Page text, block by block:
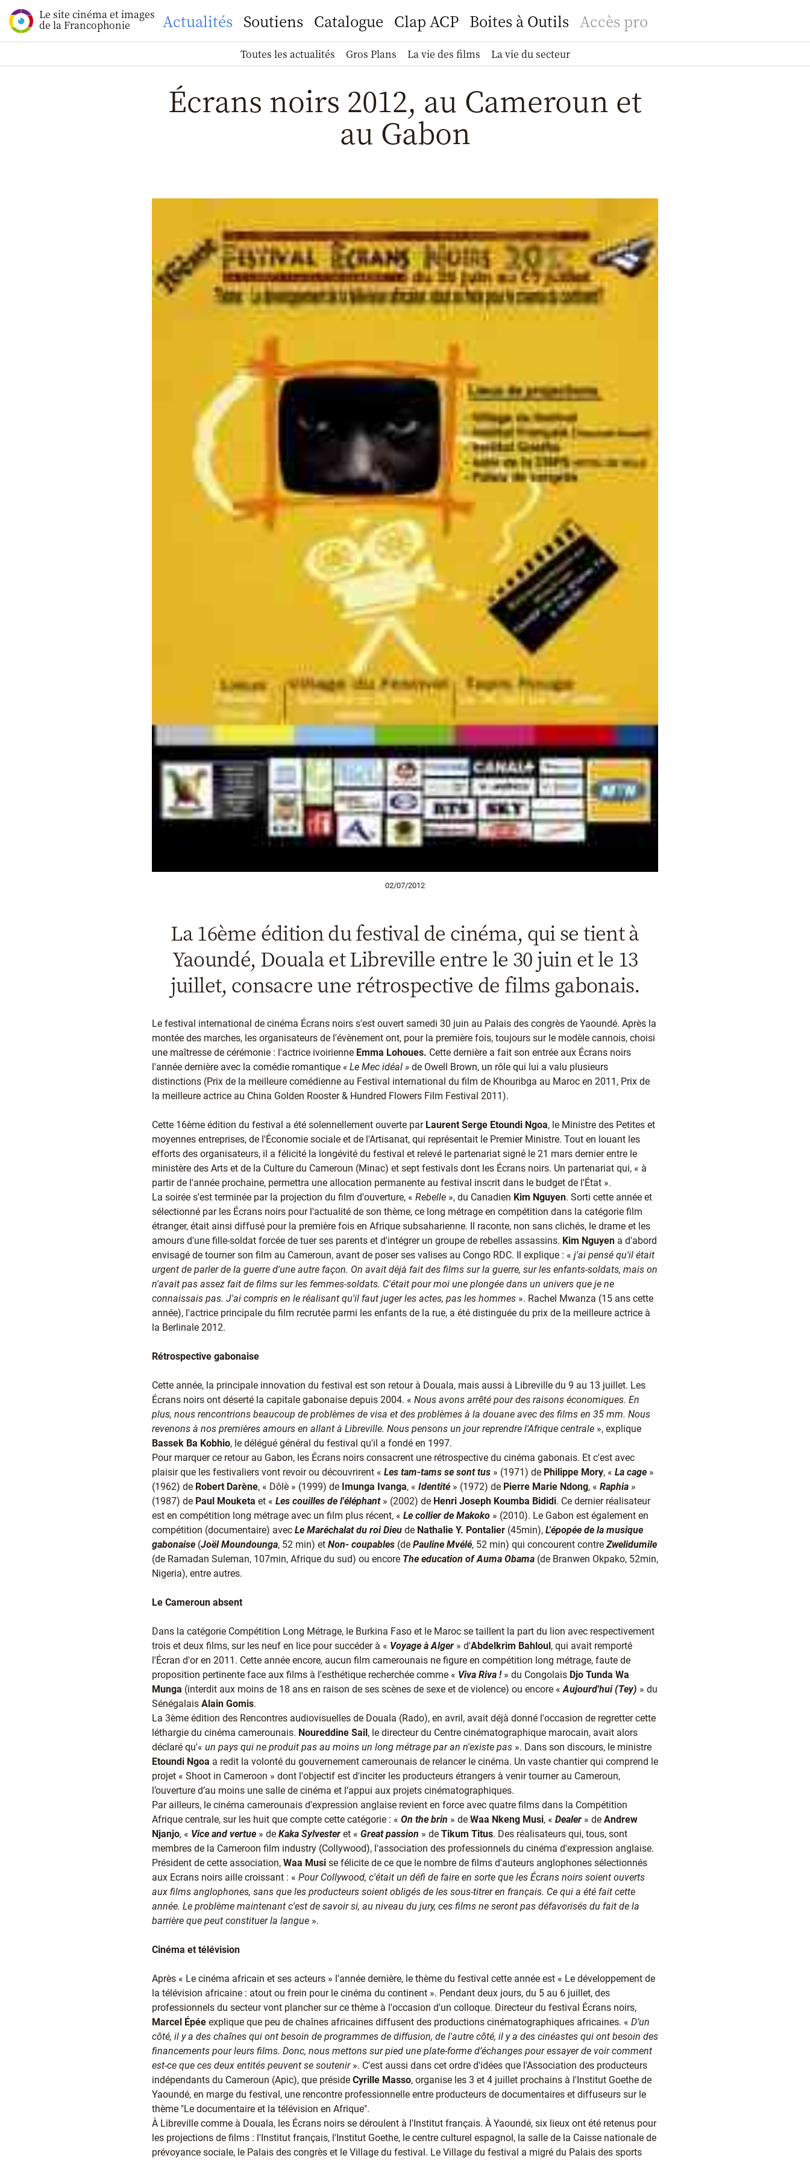
Le site cinéma et images
de la Francophonie Actualités
Toutes les actualités Gros Plans La vie des films La vie du secteur
Soutiens Catalogue Clap ACP Boites à Outils Accès pro
Écrans noirs 2012, au Cameroun et
au Gabon
02/07/2012
La 16ème édition du festival de cinéma, qui se tient à
Yaoundé, Douala et Libreville entre le 30 juin et le 13
juillet, consacre une rétrospective de films gabonais.
Le festival international de cinéma Écrans noirs s'est ouvert samedi 30 juin au Palais des congrès de Yaoundé. Après la
montée des marches, les organisateurs de l'évènement ont, pour la première fois, toujours sur le modèle cannois, choisi
une maîtresse de cérémonie : l'actrice ivoirienne Emma Lohoues. Cette dernière a fait son entrée aux Écrans noirs
l'année dernière avec la comédie romantique « Le Mec idéal » de Owell Brown, un rôle qui lui a valu plusieurs
distinctions (Prix de la meilleure comédienne au Festival international du film de Khouribga au Maroc en 2011, Prix de
la meilleure actrice au China Golden Rooster & Hundred Flowers Film Festival 2011).
Cette 16ème édition du festival a été solennellement ouverte par Laurent Serge Etoundi Ngoa, le Ministre des Petites et
moyennes entreprises, de l'Économie sociale et de l'Artisanat, qui représentait le Premier Ministre. Tout en louant les
efforts des organisateurs, il a félicité la longévité du festival et relevé le partenariat signé le 21 mars dernier entre le
ministère des Arts et de la Culture du Cameroun (Minac) et sept festivals dont les Écrans noirs. Un partenariat qui, « à
partir de l'année prochaine, permettra une allocation permanente au festival inscrit dans le budget de l'État ».
La soirée s'est terminée par la projection du film d'ouverture, « Rebelle », du Canadien Kim Nguyen. Sorti cette année et
sélectionné par les Écrans noirs pour l'actualité de son thème, ce long métrage en compétition dans la catégorie film
étranger, était ainsi diffusé pour la première fois en Afrique subsaharienne. Il raconte, non sans clichés, le drame et les
amours d'une fille-soldat forcée de tuer ses parents et d'intégrer un groupe de rebelles assassins. Kim Nguyen a d'abord
envisagé de tourner son film au Cameroun, avant de poser ses valises au Congo RDC. Il explique : « j'ai pensé qu'il était
urgent de parler de la guerre d'une autre façon. On avait déjà fait des films sur la guerre, sur les enfants-soldats, mais on
n'avait pas assez fait de films sur les femmes-soldats. C'était pour moi une plongée dans un univers que je ne
connaissais pas. J'ai compris en le réalisant qu'il faut juger les actes, pas les hommes ». Rachel Mwanza (15 ans cette
année), l'actrice principale du film recrutée parmi les enfants de la rue, a été distinguée du prix de la meilleure actrice à
la Berlinale 2012.
Rétrospective gabonaise
Cette année, la principale innovation du festival est son retour à Douala, mais aussi à Libreville du 9 au 13 juillet. Les
Écrans noirs ont déserté la capitale gabonaise depuis 2004. « Nous avons arrêté pour des raisons économiques. En
plus, nous rencontrions beaucoup de problèmes de visa et des problèmes à la douane avec des films en 35 mm. Nous
revenons à nos premières amours en allant à Libreville. Nous pensons un jour reprendre l'Afrique centrale », explique
Bassek Ba Kobhio, le délégué général du festival qu'il a fondé en 1997.
Pour marquer ce retour au Gabon, les Écrans noirs consacrent une rétrospective du cinéma gabonais. Et c'est avec
plaisir que les festivaliers vont revoir ou découvrirent « Les tam-tams se sont tus » (1971) de Philippe Mory, « La cage »
(1962) de Robert Darène, « Dôlè » (1999) de Imunga Ivanga, « Identité » (1972) de Pierre Marie Ndong, « Raphia »
(1987) de Paul Mouketa et « Les couilles de l'éléphant » (2002) de Henri Joseph Koumba Bididi. Ce dernier réalisateur
est en compétition long métrage avec un film plus récent, « Le collier de Makoko » (2010). Le Gabon est également en
compétition (documentaire) avec Le Maréchalat du roi Dieu de Nathalie Y. Pontalier (45min), L'épopée de la musique
gabonaise (Joël Moundounga, 52 min) et Non- coupables (de Pauline Mvélé, 52 min) qui concourent contreZwelidumile
(de Ramadan Suleman, 107min, Afrique du sud) ou encore The education of Auma Obama (de Branwen Okpako, 52min,
Nigeria), entre autres.
Le Cameroun absent
Dans la catégorie Compétition Long Métrage, le Burkina Faso et le Maroc se taillent la part du lion avec respectivement
trois et deux films, sur les neuf en lice pour succéder à « Voyage à Alger » d'Abdelkrim Bahloul, qui avait remporté
l'Écran d'or en 2011. Cette année encore, aucun film camerounais ne figure en compétition long métrage, faute de
proposition pertinente face aux films à l'esthétique recherchée comme « Viva Riva !» du Congolais Djo Tunda Wa
Munga (interdit aux moins de 18 ans en raison de ses scènes de sexe et de violence) ou encore «Aujourd'hui (Tey) » du
Sénégalais Alain Gomis.
La 3ème édition des Rencontres audiovisuelles de Douala (Rado), en avril, avait déjà donné l'occasion de regretter cette
léthargie du cinéma camerounais. Noureddine Sail, le directeur du Centre cinématographique marocain, avait alors
déclaré qu'« un pays qui ne produit pas au moins un long métrage par an n'existe pas ». Dans son discours, le ministre
Etoundi Ngoa a redit la volonté du gouvernement camerounais de relancer le cinéma. Un vaste chantier qui comprend le
projet « Shoot in Cameroon » dont l'objectif est d'inciter les producteurs étrangers à venir tourner au Cameroun,
l’ouverture d’au moins une salle de cinéma et l’appui aux projets cinématographiques.
Par ailleurs, le cinéma camerounais d'expression anglaise revient en force avec quatre films dans la Compétition
Afrique centrale, sur les huit que compte cette catégorie : « On the brin » de Waa Nkeng Musi, « Dealer » de Andrew
Njanjo, « Vice and vertue » de Kaka Sylvester et « Great passion » de Tikum Titus. Des réalisateurs qui, tous, sont
membres de la Cameroon film industry (Collywood), l'association des professionnels du cinéma d'expression anglaise.
Président de cette association, Waa Musi se félicite de ce que le nombre de films d'auteurs anglophones sélectionnés
aux Ecrans noirs aille croissant : « Pour Collywood, c'était un défi de faire en sorte que les Écrans noirs soient ouverts
aux films anglophones, sans que les producteurs soient obligés de les sous-titrer en français. Ce qui a été fait cette
année. Le problème maintenant c'est de savoir si, au niveau du jury, ces films ne seront pas défavorisés du fait de la
barrière que peut constituer la langue ».
Cinéma et télévision
Après « Le cinéma africain et ses acteurs » l'année dernière, le thème du festival cette année est « Le développement de
la télévision africaine : atout ou frein pour le cinéma du continent ». Pendant deux jours, du 5 au 6 juillet, des
professionnels du secteur vont plancher sur ce thème à l'occasion d'un colloque. Directeur du festival Écrans noirs,
Marcel Épée explique que peu de chaînes africaines diffusent des productions cinématographiques africaines. « D’un
côté, il y a des chaînes qui ont besoin de programmes de diffusion, de l'autre côté, il y a des cinéastes qui ont besoin des
financements pour leurs films. Donc, nous mettons sur pied une plate-forme d’échanges pour essayer de voir comment
est-ce que ces deux entités peuvent se soutenir». C'est aussi dans cet ordre d'idées que l'Association des producteurs
indépendants du Cameroun (Apic), que préside Cyrille Masso, organise les 3 et 4 juillet prochains à l'Institut Goethe de
Yaoundé, en marge du festival, une rencontre professionnelle entre producteurs de documentaires et diffuseurs sur le
thème "Le documentaire et la télévision en Afrique".
À Libreville comme à Douala, les Écrans noirs se déroulent à l'Institut français. À Yaoundé, six lieux ont été retenus pour
les projections de films : l'Institut français, l'Institut Goethe, le centre culturel espagnol, la salle de la Caisse nationale de
prévoyance sociale, le Palais des congrès et le Village du festival. Le Village du festival a migré du Palais des sports